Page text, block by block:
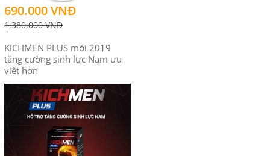
690.000 VNĐ
1.380.000 VNĐ
KICHMEN PLUS mới 2019
tăng cường sinh lực Nam ưu
việt hơn